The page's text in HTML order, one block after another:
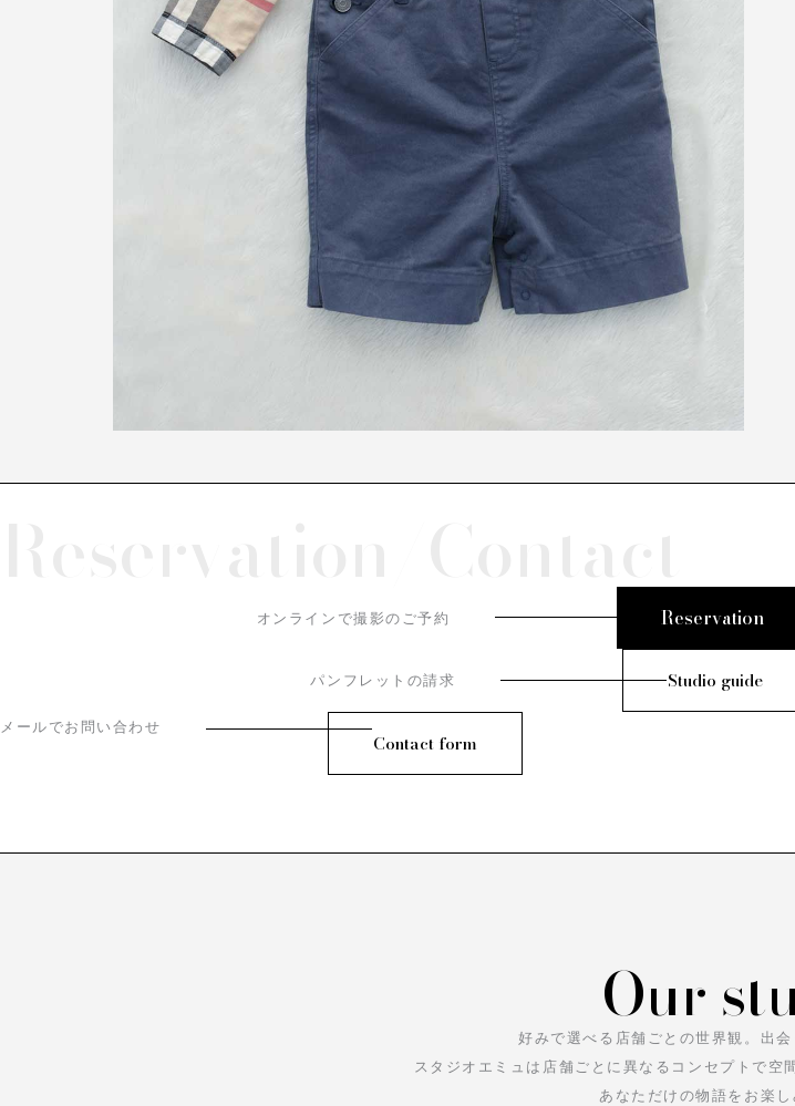
オンラインで撮影のご予約 Reservation
パンフレットの請求 Studio guide
メールでお問い合わせ
Contact form
Our
好みで選べる店舗ごとの世界観。 出
スタジオエミュは店舗ごとに異なるコンセプトで空
あなただけの物語をお楽し